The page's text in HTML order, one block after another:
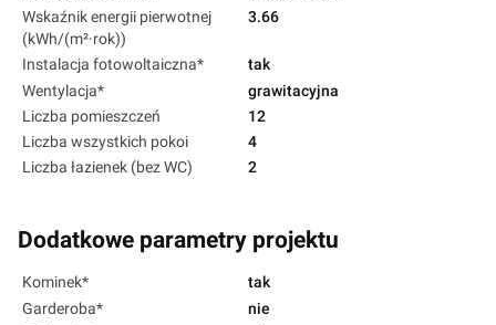
Wskaźnik energii pierwotnej
(kWh/(m²·rok))
3.66
Instalacja fotowoltaiczna*
tak
Wentylacja*
grawitacyjna
Liczba pomieszczeń
12
Liczba wszystkich pokoi
4
Liczba łazienek (bez WC)
2
Dodatkowe parametry projektu
Kominek*
tak
Garderoba*
nie